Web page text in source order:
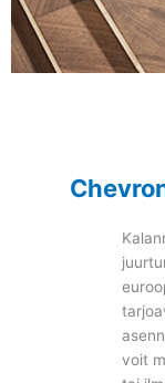
voit